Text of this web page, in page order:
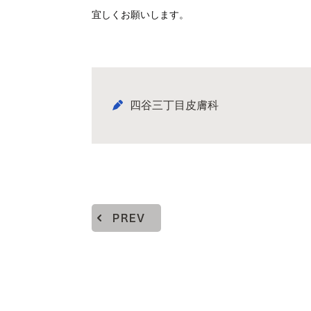
宜しくお願いします。
四谷三丁目皮膚科
PREV